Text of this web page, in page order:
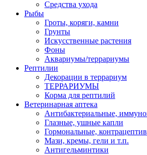
Средства ухода
Рыбы
Гроты, коряги, камни
Грунты
Искусственные растения
Фоны
Аквариумы/террариумы
Рептилии
Декорации в террариум
ТЕРРАРИУМЫ
Корма для рептилий
Ветеринарная аптека
Антибактериальные,
Глазные, ушные капли
Гормональные,
Мази, кремы, гели и т.п.
Антигельминтики